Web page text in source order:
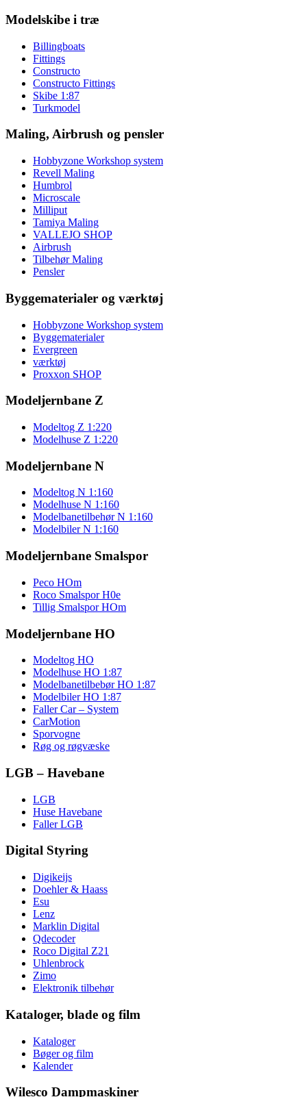
Modelskibe i træ
Billingboats
Fittings
Constructo
Constructo Fittings
Skibe 1:87
Turkmodel
Maling, Airbrush og pensler
Hobbyzone Workshop system
Revell Maling
Humbrol
Microscale
Milliput
Tamiya Maling
VALLEJO SHOP
Airbrush
Tilbehør Maling
Pensler
Byggematerialer og værktøj
Hobbyzone Workshop system
Byggematerialer
Evergreen
værktøj
Proxxon SHOP
Modeljernbane Z
Modeltog Z 1:220
Modelhuse Z 1:220
Modeljernbane N
Modeltog N 1:160
Modelhuse N 1:160
Modelbanetilbehør N 1:160
Modelbiler N 1:160
Modeljernbane Smalspor
Peco HOm
Roco Smalspor H0e
Tillig Smalspor HOm
Modeljernbane HO
Modeltog HO
Modelhuse HO 1:87
Modelbanetilbebør HO 1:87
Modelbiler HO 1:87
Faller Car – System
CarMotion
Sporvogne
Røg og røgvæske
LGB – Havebane
LGB
Huse Havebane
Faller LGB
Digital Styring
Digikeijs
Doehler & Haass
Esu
Lenz
Marklin Digital
Qdecoder
Roco Digital Z21
Uhlenbrock
Zimo
Elektronik tilbehør
Kataloger, blade og film
Kataloger
Bøger og film
Kalender
Wilesco Dampmaskiner